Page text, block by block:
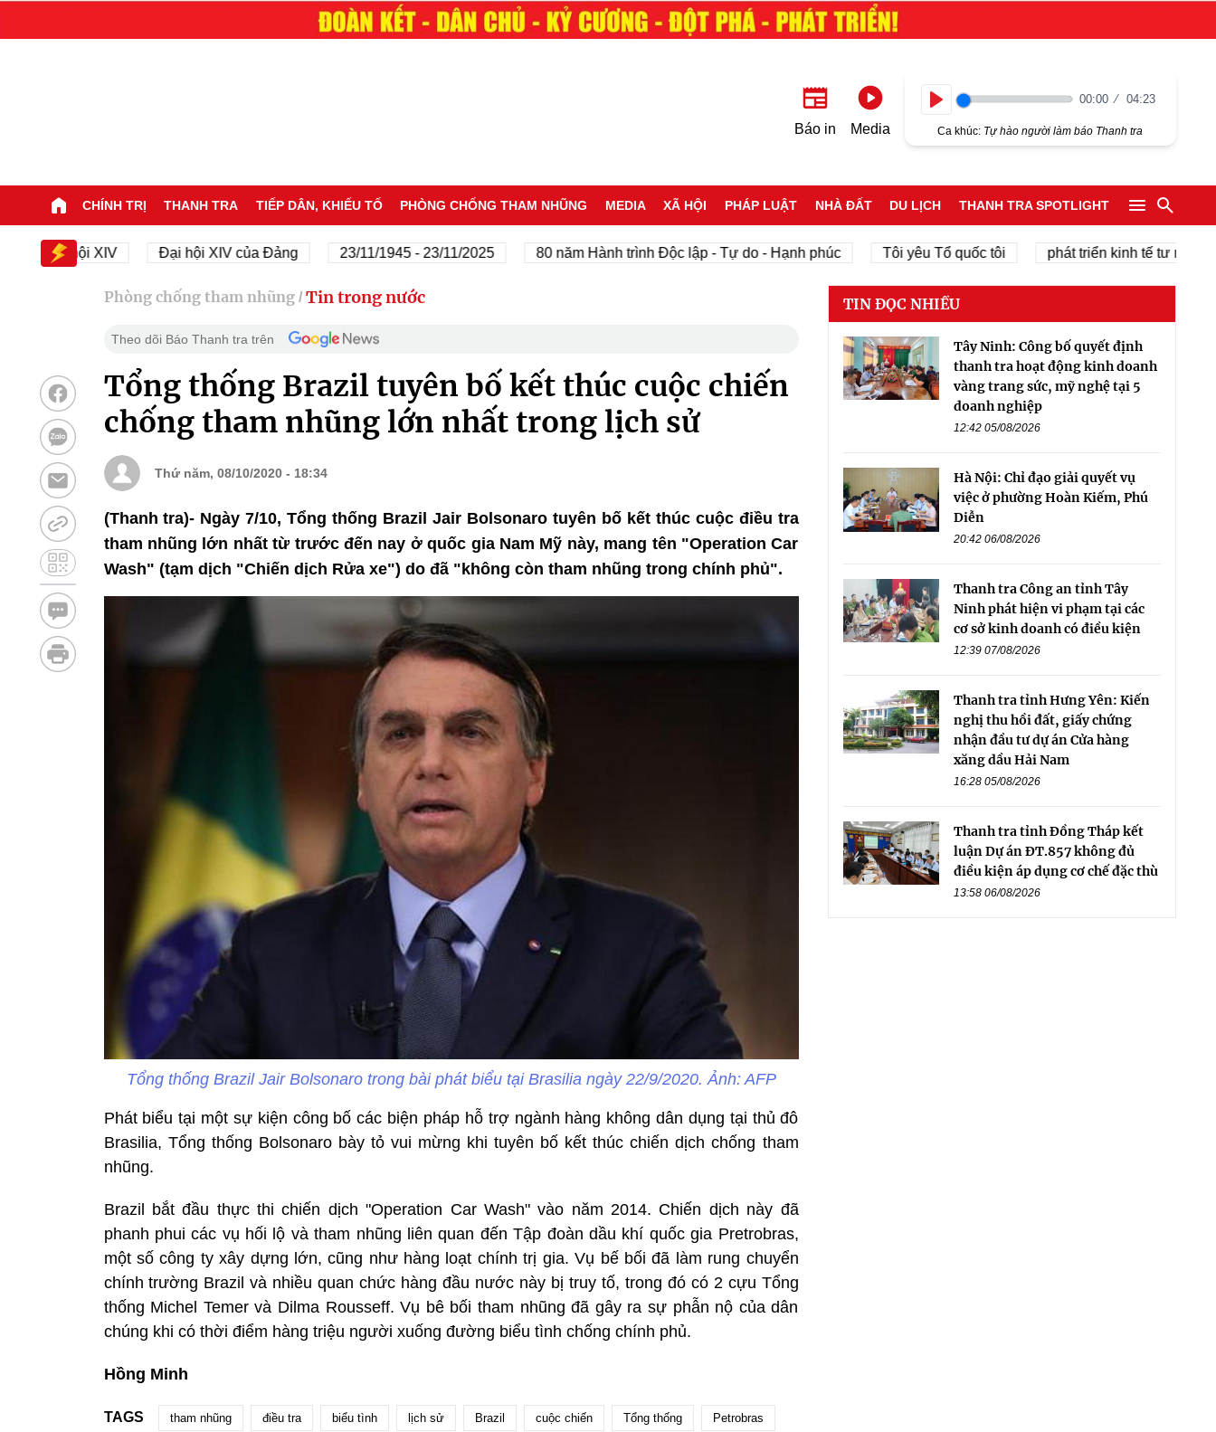
Báo in Media
00:00 04:23
Ca khúc: Tự hào người làm báo Thanh tra
CHÍNH TRỊ THANH TRA TIẾP DÂN, KHIẾU TỐ PHÒNG CHỐNG THAM NHŨNG MEDIA XÃ HỘI PHÁP LUẬT NHÀ ĐẤT DU LỊCH THANH TRA SPOTLIGHT
hội XIV Đại hội XIV của Đảng 23/11/1945 - 23/11/2025 80 năm Hành trình Độc lập - Tự do - Hạnh phúc Tôi yêu Tổ quốc tôi phát triển kinh tế tư nhân
Phòng chống tham nhũng / Tin trong nước
Theo dõi Báo Thanh tra trên
Tổng thống Brazil tuyên bố kết thúc cuộc chiến
chống tham nhũng lớn nhất trong lịch sử
Thứ năm, 08/10/2020 - 18:34
(Thanh tra)- Ngày 7/10, Tổng thống Brazil Jair Bolsonaro tuyên bố kết thúc cuộc điều tra
tham nhũng lớn nhất từ trước đến nay ở quốc gia Nam Mỹ này, mang tên "Operation Car
Wash" (tạm dịch "Chiến dịch Rửa xe") do đã "không còn tham nhũng trong chính phủ".
Tổng thống Brazil Jair Bolsonaro trong bài phát biểu tại Brasilia ngày 22/9/2020. Ảnh: AFP
Phát biểu tại một sự kiện công bố các biện pháp hỗ trợ ngành hàng không dân dụng tại thủ đô
Brasilia, Tổng thống Bolsonaro bày tỏ vui mừng khi tuyên bố kết thúc chiến dịch chống tham
nhũng.
Brazil bắt đầu thực thi chiến dịch "Operation Car Wash" vào năm 2014. Chiến dịch này đã
phanh phui các vụ hối lộ và tham nhũng liên quan đến Tập đoàn dầu khí quốc gia Pretrobras,
một số công ty xây dựng lớn, cũng như hàng loạt chính trị gia. Vụ bế bối đã làm rung chuyển
chính trường Brazil và nhiều quan chức hàng đầu nước này bị truy tố, trong đó có 2 cựu Tổng
thống Michel Temer và Dilma Rousseff. Vụ bê bối tham nhũng đã gây ra sự phẫn nộ của dân
chúng khi có thời điểm hàng triệu người xuống đường biểu tình chống chính phủ.
Hồng Minh
TAGS tham nhũng điều tra biểu tình lịch sử Brazil cuộc chiến Tổng thống Petrobras
TIN ĐỌC NHIỀU
Tây Ninh: Công bố quyết định
thanh tra hoạt động kinh doanh
vàng trang sức, mỹ nghệ tại 5
doanh nghiệp
12:42 05/08/2026
Hà Nội: Chỉ đạo giải quyết vụ
việc ở phường Hoàn Kiếm, Phú
Diễn
20:42 06/08/2026
Thanh tra Công an tỉnh Tây
Ninh phát hiện vi phạm tại các
cơ sở kinh doanh có điều kiện
12:39 07/08/2026
Thanh tra tỉnh Hưng Yên: Kiến
nghị thu hồi đất, giấy chứng
nhận đầu tư dự án Cửa hàng
xăng dầu Hải Nam
16:28 05/08/2026
Thanh tra tỉnh Đồng Tháp kết
luận Dự án ĐT.857 không đủ
điều kiện áp dụng cơ chế đặc thù
13:58 06/08/2026